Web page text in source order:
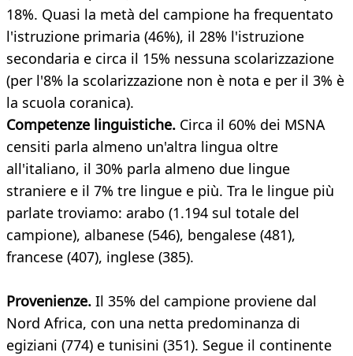
18%. Quasi la metà del campione ha frequentato
l'istruzione primaria (46%), il 28% l'istruzione
secondaria e circa il 15% nessuna scolarizzazione
(per l'8% la scolarizzazione non è nota e per il 3% è
la scuola coranica).
Competenze linguistiche. Circa il 60% dei MSNA
censiti parla almeno un'altra lingua oltre
all'italiano, il 30% parla almeno due lingue
straniere e il 7% tre lingue e più. Tra le lingue più
parlate troviamo: arabo (1.194 sul totale del
campione), albanese (546), bengalese (481),
francese (407), inglese (385).
Provenienze. Il 35% del campione proviene dal
Nord Africa, con una netta predominanza di
egiziani (774) e tunisini (351). Segue il continente